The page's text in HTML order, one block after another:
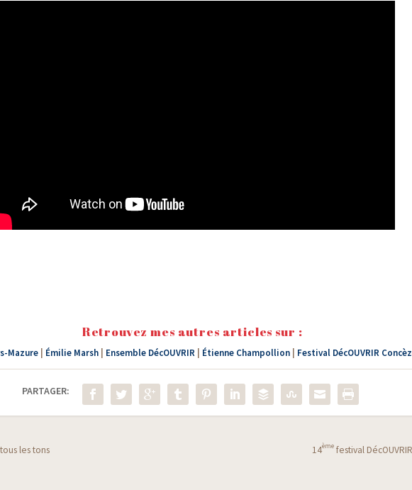
Retrouvez mes autres articles sur :
Mazure| Émilie Marsh| Ensemble DécOUVRIR| Étienne Champollion| Festival DécOUVRIR
PARTAGER:
les tons 14èmefestival